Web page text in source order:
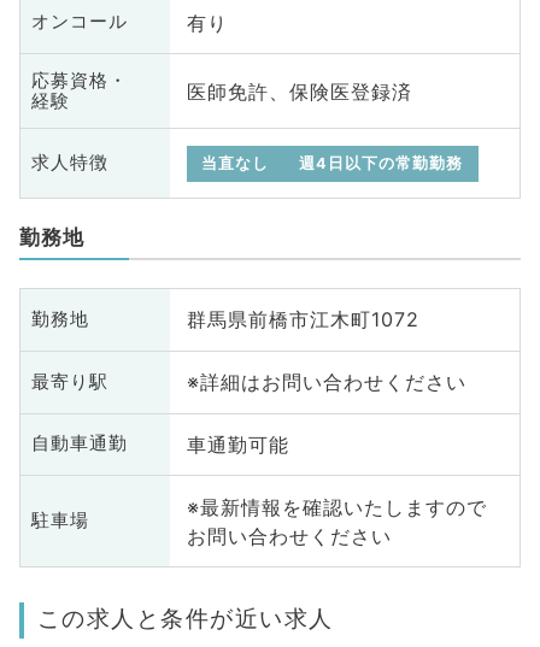
オンコール 有り
応募資格・
経験
医師免許、保険医登録済
求人特徴 当直なし 週4日以下の常勤勤務
勤務地
勤務地 群馬県前橋市江木町1072
最寄り駅 ※詳細はお問い合わせください
自動車通勤 車通勤可能
駐車場
※最新情報を確認いたしますので
お問い合わせください
この求人と条件が近い求人